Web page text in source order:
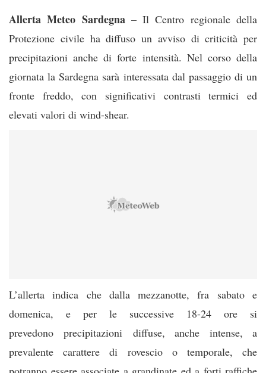
Allerta Meteo Sardegna– Il Centro regionale della
Protezione civile ha diffuso un avviso di criticità per
precipitazioni anche di forte intensità. Nel corso della
giornata la Sardegna sarà interessata dal passaggio di un
fronte freddo, con significativi contrasti termici ed
elevati valori di wind-shear.
L’allerta indica che dalla mezzanotte, fra sabato e
domenica, e per le successive 18-24 ore si
prevedono precipitazioni diffuse, anche intense, a
prevalente carattere di rovescio o temporale, che